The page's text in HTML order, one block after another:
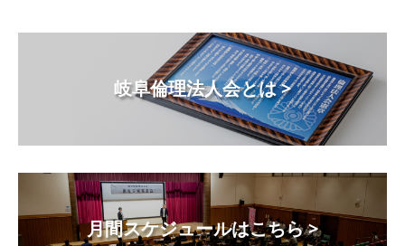
岐阜倫理法人会とは >
月間スケジュールはこちら >